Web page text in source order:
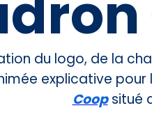
du logo, de la
explicative
Coopsitué